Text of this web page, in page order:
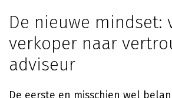
De nieuwe mindset:
verkoper naar
adviseur
De eerste en misschien wel